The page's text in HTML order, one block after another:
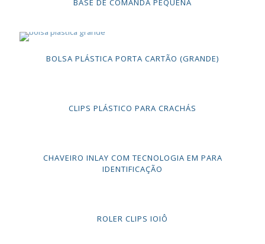
BASE DE COMANDA PEQUENA
BOLSA PLÁSTICA PORTA CARTÃO (GRANDE)
CLIPS PLÁSTICO PARA CRACHÁS
CHAVEIRO INLAY COM TECNOLOGIA EM PARA
IDENTIFICAÇÃO
ROLER CLIPS IOIÔ